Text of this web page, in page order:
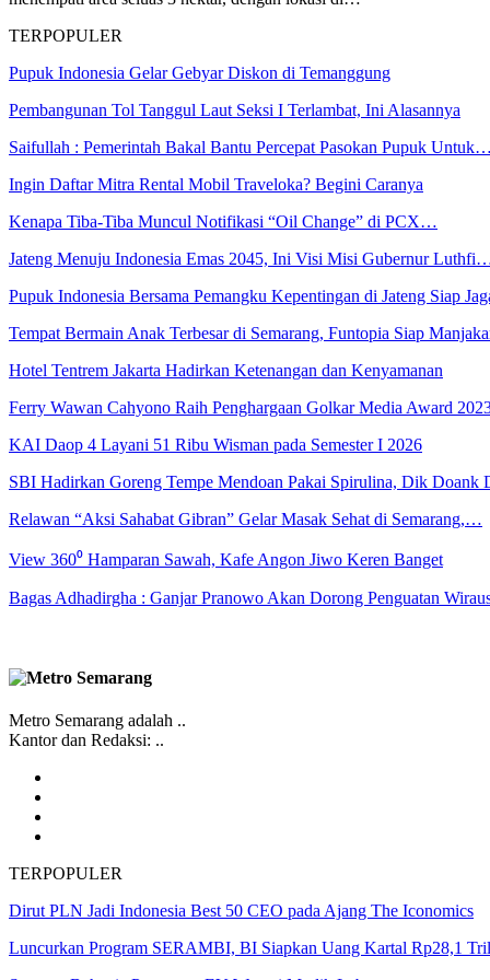
TERPOPULER
Pupuk Indonesia Gelar Gebyar Diskon di Temanggung
Pembangunan Tol Tanggul Laut Seksi I Terlambat, Ini Alasannya
Saifullah : Pemerintah Bakal Bantu Percepat Pasokan Pupuk Untuk…
Ingin Daftar Mitra Rental Mobil Traveloka? Begini Caranya
Kenapa Tiba-Tiba Muncul Notifikasi “Oil Change” di PCX…
Jateng Menuju Indonesia Emas 2045, Ini Visi Misi Gubernur
Pupuk Indonesia Bersama Pemangku Kepentingan di Jateng Siap
Tempat Bermain Anak Terbesar di Semarang, Funtopia Siap
Hotel Tentrem Jakarta Hadirkan Ketenangan dan Kenyamanan
Ferry Wawan Cahyono Raih Penghargaan Golkar Media Award
KAI Daop 4 Layani 51 Ribu Wisman pada Semester I 2026
SBI Hadirkan Goreng Tempe Mendoan Pakai Spirulina, Dik Doank
Relawan “Aksi Sahabat Gibran” Gelar Masak Sehat di Semarang,…
View 360⁰ Hamparan Sawah, Kafe Angon Jiwo Keren Banget
Bagas Adhadirgha : Ganjar Pranowo Akan Dorong Penguatan
Metro Semarang adalah ..
Kantor dan Redaksi: ..
TERPOPULER
Dirut PLN Jadi Indonesia Best 50 CEO pada Ajang The Iconomics
Luncurkan Program SERAMBI, BI Siapkan Uang Kartal Rp28,1